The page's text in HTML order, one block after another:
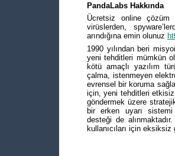
PandaLabs Hakkında
Ücretsiz online çözüm
virüslerden,
arındığına emin olunuz
1990 yılından beri
yeni tehditleri mümkün
kötü amaçlı yazılım
çalma, istenmeyen
evrensel bir koruma
için, yeni tehditleri
göndermek üzere
bir erken uyarı
desteği de
kullanıcıları için eksiksiz